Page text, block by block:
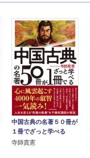
中国古典の名著５０冊が
１冊でざっと学べる
寺師貴憲